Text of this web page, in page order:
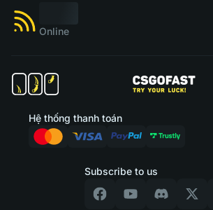
Online
Subscribe to us
Hệ thống thanh toán